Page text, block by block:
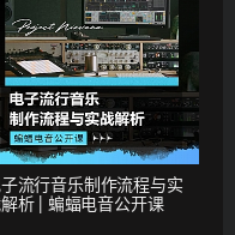
流行音乐制作流程与实
析 | 蝙蝠电音公开课